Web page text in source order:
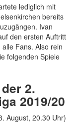
lediglich mit
bereits
Ivan
den ersten Auftritt
Fans. Also rein
folgenden Spiele
2.
2019/20
August, 20.30 Uhr)